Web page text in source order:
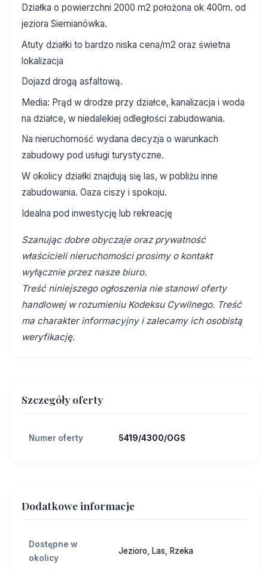
Działka o powierzchni 2000 m2 położona ok 400m. od
jeziora Siemianówka.
Atuty działki to bardzo niska cena/m2 oraz świetna
lokalizacja
Dojazd drogą asfaltową.
Media: Prąd w drodze przy działce, kanalizacja i woda
na działce, w niedalekiej odległości zabudowania.
Na nieruchomość wydana decyzja o warunkach
zabudowy pod usługi turystyczne.
W okolicy działki znajdują się las, w pobliżu inne
zabudowania. Oaza ciszy i spokoju.
Idealna pod inwestycję lub rekreację
Szanując dobre obyczaje oraz prywatność
właścicieli nieruchomości prosimy o kontakt
wyłącznie przez nasze biuro.
Treść niniejszego ogłoszenia nie stanowi oferty
handlowej w rozumieniu Kodeksu Cywilnego. Treść
ma charakter informacyjny i zalecamy ich osobistą
weryfikację.
Szczegóły oferty
Numer oferty 5419/4300/OGS
Dodatkowe informacje
Dostępne w
okolicy
Jezioro, Las, Rzeka